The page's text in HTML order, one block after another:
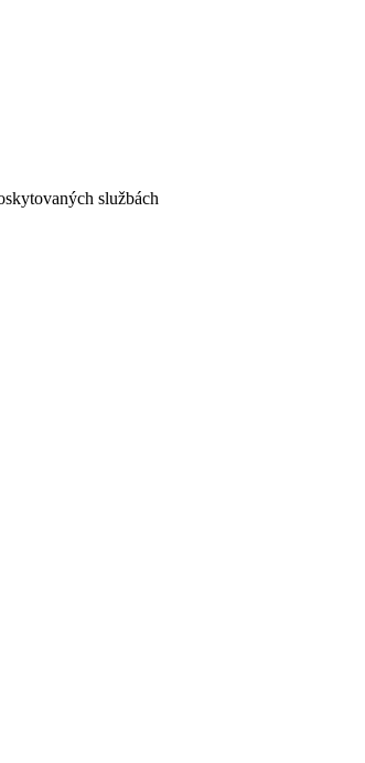
službách